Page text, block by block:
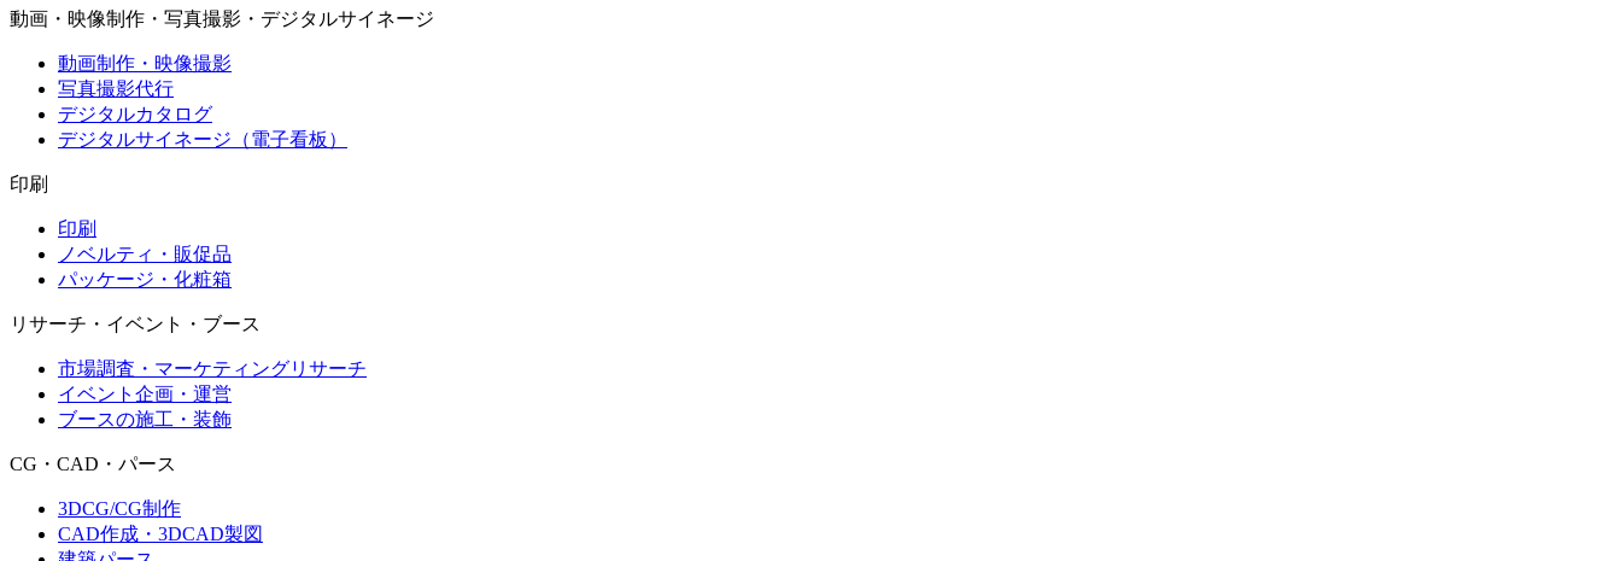
動画・映像制作・写真撮影・デジタルサイネージ
動画制作・映像撮影
写真撮影代行
デジタルカタログ
デジタルサイネージ（電子看板）
印刷
印刷
ノベルティ・販促品
パッケージ・化粧箱
リサーチ・イベント・ブース
市場調査・マーケティングリサーチ
イベント企画・運営
ブースの施工・装飾
CG・CAD・パース
3DCG/CG制作
CAD作成・3DCAD製図